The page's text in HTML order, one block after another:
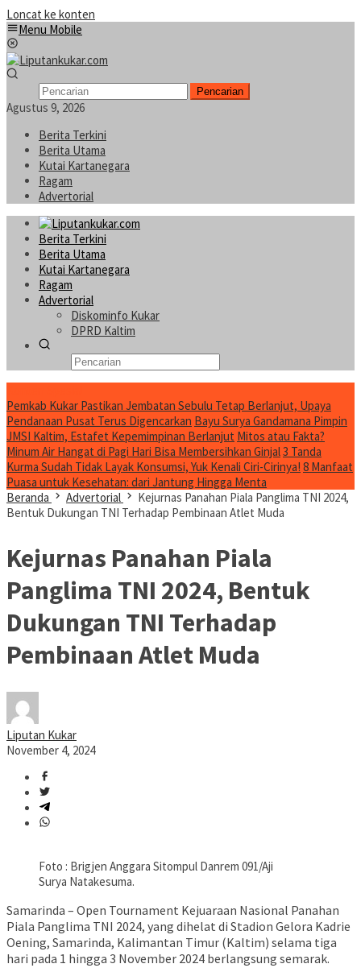
Loncat ke konten
Menu Mobile
Pencarian
Agustus 9, 2026
Berita Terkini
Berita Utama
Kutai Kartanegara
Ragam
Advertorial
Berita Terkini
Berita Utama
Kutai Kartanegara
Ragam
Advertorial
Diskominfo Kukar
DPRD Kaltim
Pemkab Kukar Pastikan Jembatan Sebulu Tetap Berlanjut, Upaya
Pendanaan Pusat Terus Digencarkan Bayu Surya Gandamana Pimpin
JMSI Kaltim, Estafet Kepemimpinan Berlanjut Mitos atau Fakta?
Minum Air Hangat di Pagi Hari Bisa Membersihkan Ginjal3 Tanda
Kurma Sudah Tidak Layak Konsumsi, Yuk Kenali Ciri-Cirinya! 8 Manfaat
Puasa untuk Kesehatan: dari Jantung Hingga Menta
Beranda
Advertorial
Kejurnas Panahan Piala Panglima TNI 2024,
Bentuk Dukungan TNI Terhadap Pembinaan Atlet Muda
Kejurnas Panahan Piala
Panglima TNI 2024, Bentuk
Dukungan TNI Terhadap
Pembinaan Atlet Muda
Liputan Kukar
November 4, 2024
Foto : Brigjen Anggara Sitompul Danrem 091/Aji
Surya Natakesuma.
Samarinda – Open Tournament Kejuaraan Nasional Panahan
Piala Panglima TNI 2024, yang dihelat di Stadion Gelora Kadrie
Oening, Samarinda, Kalimantan Timur (Kaltim) selama tiga
hari pada 1 hingga 3 November 2024 berlangsung semarak.